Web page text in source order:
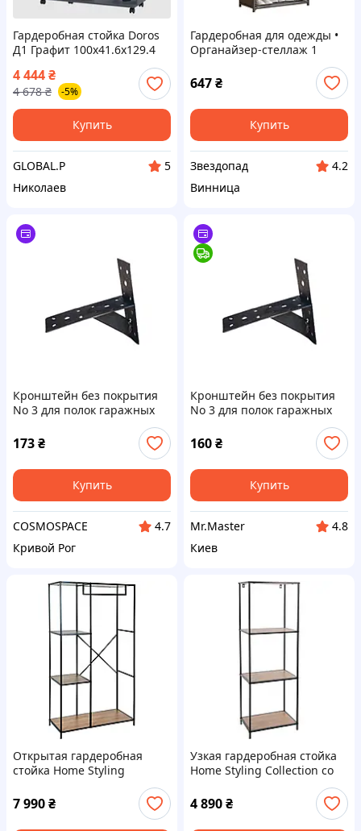
Гардеробная стойка Doros
Д1 Графит 100х41.6х129.4
4 444₴
4 678 ₴ -5%
Купить
GLOBAL.P
5
Николаев
Гардеробная для одежды •
Органайзер-стеллаж 1
647₴
Купить
Звездопад
4.2
Винница
Кронштейн без покрытия
No 3 для полок гаражных
БоймаС
173₴
Купить
COSMOSPACE
4.7
Кривой Рог
Кронштейн без покрытия
No 3 для полок гаражных
БоймаС
160₴
Купить
Mr.Master
4.8
Киев
Открытая гардеробная
стойка Home Styling
Collection со штангой и 3
полками
7 990₴
Узкая гардеробная стойка
Home Styling Collection со
4 890₴